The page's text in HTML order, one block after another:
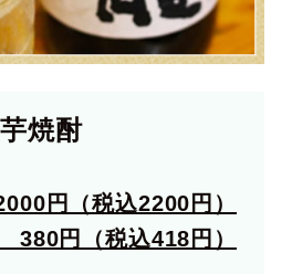
焼酎
円（税込2200円）
380円（税込418円）